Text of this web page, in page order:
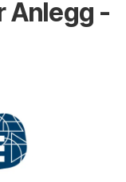
Anlegg -